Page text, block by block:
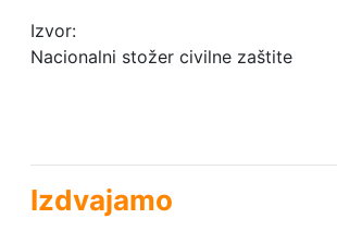
Izvor:
Nacionalni stožer civilne zaštite
Izdvajamo